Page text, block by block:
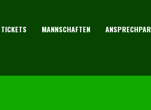
TICKETS MANNSCHAFTEN